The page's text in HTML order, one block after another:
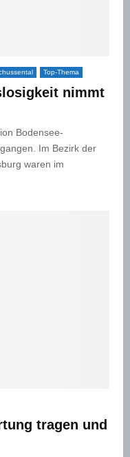
Top-Thema
nimmt
Bodensee-
Im Bezirk der
waren im
tragen und